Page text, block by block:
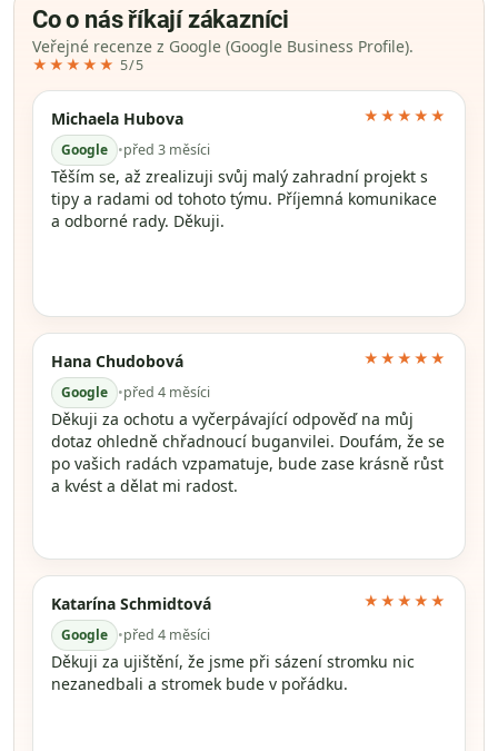
Co o nás říkají zákazníci
Veřejné recenze z Google (Google Business Profile).
★★★★★ 5/5
Michaela Hubova
Google •před 3 měsíci
★★★★★
Těším se, až zrealizuji svůj malý zahradní projekt s
tipy a radami od tohoto týmu. Příjemná komunikace
a odborné rady. Děkuji.
Hana Chudobová
Google •před 4 měsíci
★★★★★
Děkuji za ochotu a vyčerpávající odpověď na můj
dotaz ohledně chřadnoucí buganvilei. Doufám, že se
po vašich radách vzpamatuje, bude zase krásně růst
a kvést a dělat mi radost.
Katarína Schmidtová
Google •před 4 měsíci
★★★★★
Děkuji za ujištění, že jsme při sázení stromku nic
nezanedbali a stromek bude v pořádku.